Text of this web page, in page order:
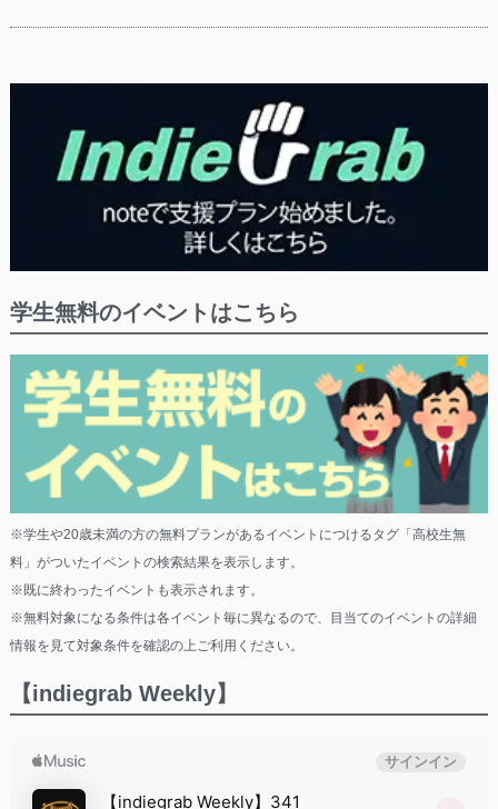
学生無料のイベントはこちら
※学生や20歳未満の方の無料プランがあるイベントにつけるタグ「高校生無
料」がついたイベントの検索結果を表示します。
※既に終わったイベントも表示されます。
※無料対象になる条件は各イベント毎に異なるので、目当てのイベントの詳細
情報を見て対象条件を確認の上ご利用ください。
【indiegrab Weekly】